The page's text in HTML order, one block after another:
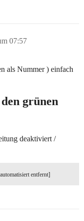
07:57
als Nummer ) einfach
grünen
deaktiviert /
entfernt]